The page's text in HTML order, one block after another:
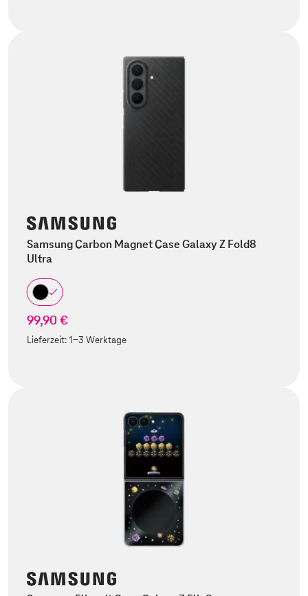
Samsung Carbon Magnet Case Galaxy Z Fold8
Ultra
99,90 €
Lieferzeit:1-3 Werktage